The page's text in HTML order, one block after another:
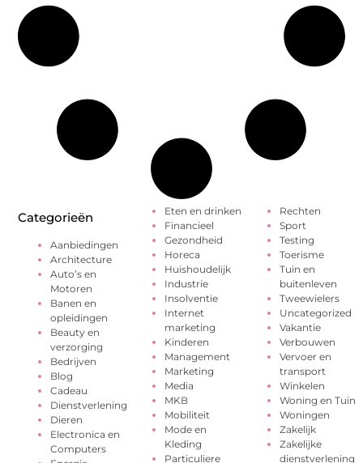
Categorieën
Aanbiedingen
Architecture
Auto’s en
Motoren
Banen en
opleidingen
Beauty en
verzorging
Bedrijven
Blog
Cadeau
Dienstverlening
Dieren
Electronica en
Computers
Eten en drinken
Financieel
Gezondheid
Horeca
Huishoudelijk
Industrie
Insolventie
Internet
marketing
Kinderen
Management
Marketing
Media
MKB
Mobiliteit
Mode en
Kleding
Particuliere
Rechten
Sport
Testing
Toerisme
Tuin en
buitenleven
Tweewielers
Uncategorized
Vakantie
Verbouwen
Vervoer en
transport
Winkelen
Woning en Tuin
Woningen
Zakelijk
Zakelijke
dienstverlening